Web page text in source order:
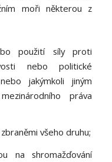
moři některou z
použití síly proti
nebo politické
jakýmkoli jiným
práva
všeho druhu;
na shromažďování